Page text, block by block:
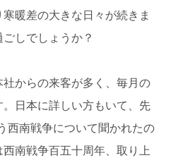
暖差の大きな日々が続きま
しでしょうか？
からの来客が多く、毎月の
日本に詳しい方もいて、先
西南戦争について聞かれたの
南戦争百五十周年、取り上